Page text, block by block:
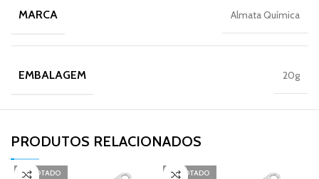
MARCA Almata Química
EMBALAGEM 20g
PRODUTOS RELACIONADOS​
ESGOTADO ESGOTADO